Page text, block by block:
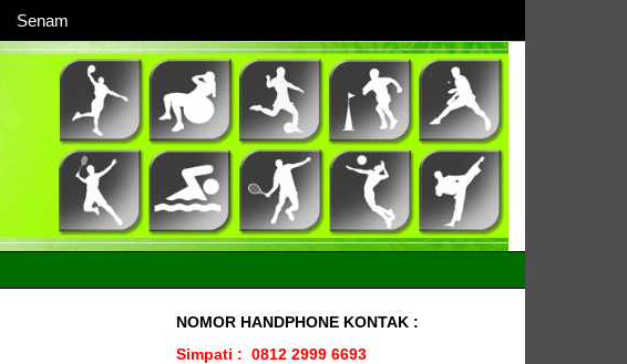
Senam
NOMOR HANDPHONE KONTAK :
Simpati : 0812 2999 6693